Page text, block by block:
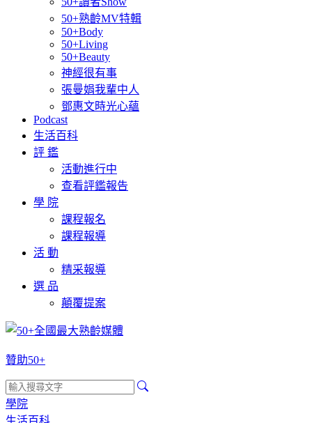
50+熟齡MV特輯
50+Body
50+Living
50+Beauty
神經很有事
張曼娟我輩中人
鄧惠文時光心蘊
Podcast
生活百科
評 鑑
活動進行中
查看評鑑報告
學 院
課程報名
課程報導
活 動
精采報導
選 品
顛覆提案
贊助50+
學院
生活百科